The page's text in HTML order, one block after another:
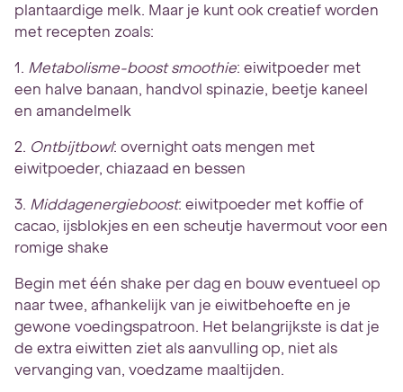
plantaardige melk. Maar je kunt ook creatief worden
met recepten zoals:
1. Metabolisme-boost smoothie: eiwitpoeder met
een halve banaan, handvol spinazie, beetje kaneel
en amandelmelk
2. Ontbijtbowl: overnight oats mengen met
eiwitpoeder, chiazaad en bessen
3. Middagenergieboost: eiwitpoeder met koffie of
cacao, ijsblokjes en een scheutje havermout voor een
romige shake
Begin met één shake per dag en bouw eventueel op
naar twee, afhankelijk van je eiwitbehoefte en je
gewone voedingspatroon. Het belangrijkste is dat je
de extra eiwitten ziet als aanvulling op, niet als
vervanging van, voedzame maaltijden.